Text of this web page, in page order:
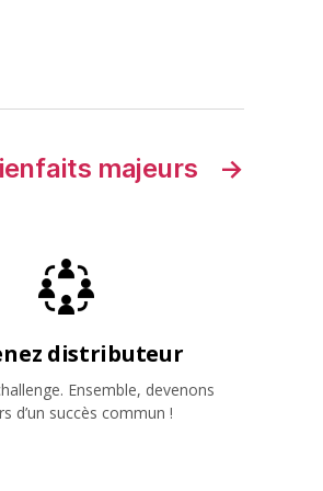
→
majeurs
distributeur
Ensemble, devenons
d’un succès commun !